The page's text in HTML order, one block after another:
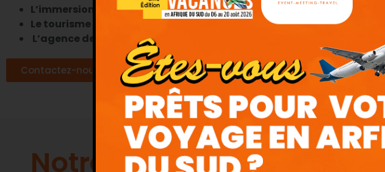
L’immersion linguistique en Afrique du sud
Le tourisme d’affaires
L’agence de voyage
Contactez-nous
Notre équipe